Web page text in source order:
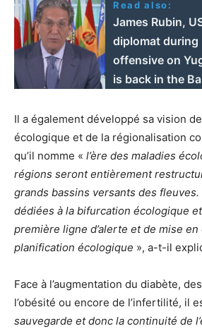
Read also:
James Rubin,
diplomat during
offensive on
is back in the
Il a également développé sa vision
écologique et de la régionalisation
qu’il nomme « l’ère des maladies
régions seront entièrement
grands bassins versants des
dédiées à la bifurcation écologique
première ligne d’alerte et de mise
planification écologique », a-t-il
Face à l’augmentation du diabète,
l’obésité ou encore de l’infertilité, il
sauvegarde et donc la continuité de